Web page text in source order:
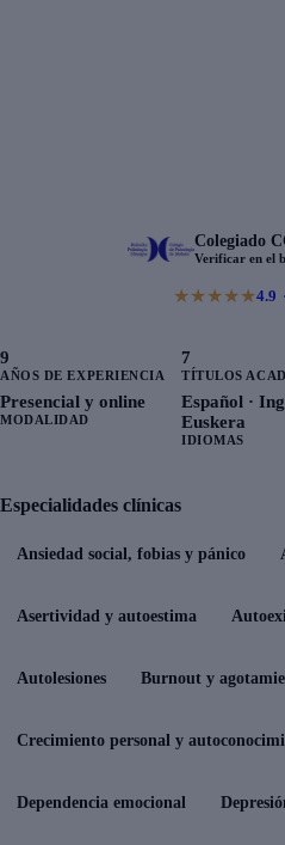
Colegiado
Verificar en el
★★★★★4.9
9
AÑOS DE EXPERIENCIA
7
TÍTULOS
Presencial y online
MODALIDAD
Español ·
Euskera
IDIOMAS
Especialidades clínicas
Ansiedad social, fobias y pánico
Asertividad y autoestima
Autolesiones Burnout y
Crecimiento personal y
Dependencia emocional